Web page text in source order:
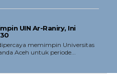
UIN Ar-Raniry, Ini
memimpin Universitas
Aceh untuk periode...